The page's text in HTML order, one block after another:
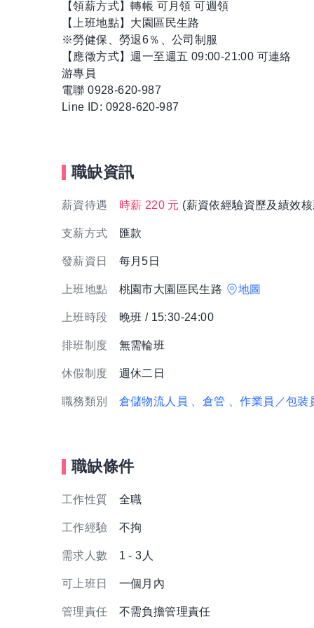
【領薪方式】轉帳 可月領 可週領
【上班地點】大園區民生路
※勞健保、勞退6％、公司制服
【應徵方式】週一至週五 09:00-21:00 可連絡
游專員
電聯 0928-620-987
Line ID: 0928-620-987
職缺資訊
薪資待遇 時薪 220 元 (薪資依經驗資歷及績效
支薪方式 匯款
發薪資日 每月5日
上班地點 桃園市大園區民生路 地圖
上班時段 晚班 / 15:30-24:00
排班制度 無需輪班
休假制度 週休二日
職務類別 倉儲物流人員 、倉管 、作業員／包裝
職缺條件
工作性質 全職
工作經驗 不拘
需求人數 1 - 3人
可上班日 一個月內
管理責任 不需負擔管理責任